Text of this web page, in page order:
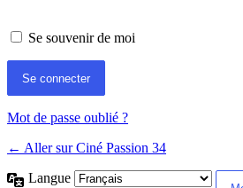
Se souvenir de moi
Mot de passe oublié ?
← Aller sur Ciné Passion 34
Langue